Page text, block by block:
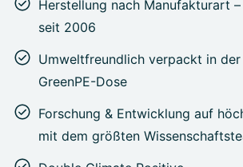
Herstellung nach Manufakturart
seit 2006
Umweltfreundlich verpackt in der
GreenPE-Dose
Forschung & Entwicklung auf
mit dem größten